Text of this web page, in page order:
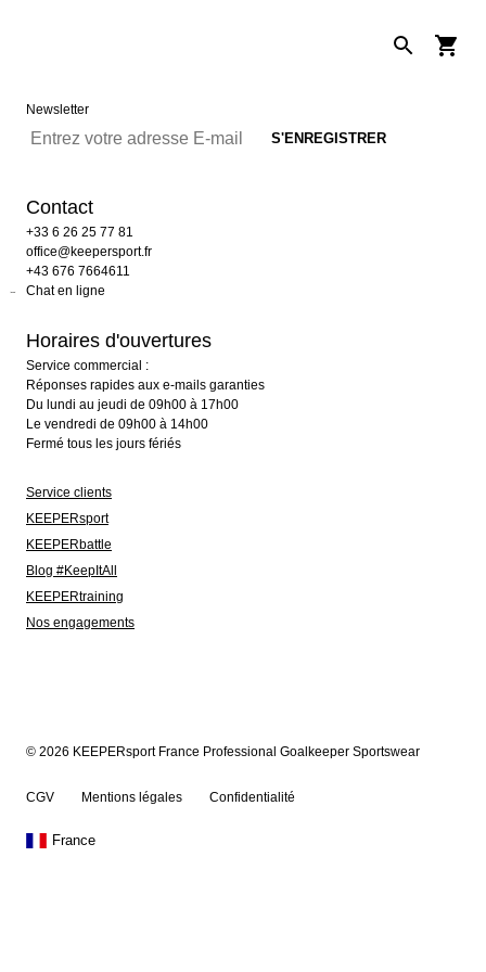
Newsletter
Contact
+33 6 26 25 77 81
office@keepersport.fr
+43 676 7664611
Chat en ligne
Horaires d'ouvertures
Service commercial :
Réponses rapides aux e-mails garanties
Du lundi au jeudi de 09h00 à 17h00
Le vendredi de 09h00 à 14h00
Fermé tous les jours fériés
Service clients
KEEPERsport
KEEPERbattle
Blog #KeepItAll
KEEPERtraining
Nos engagements
© 2026 KEEPERsport France Professional Goalkeeper Sportswear
CGV Mentions légales Confidentialité
France